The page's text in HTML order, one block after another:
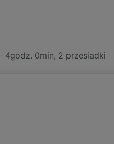
4godz. 0min, 2 przesiadki